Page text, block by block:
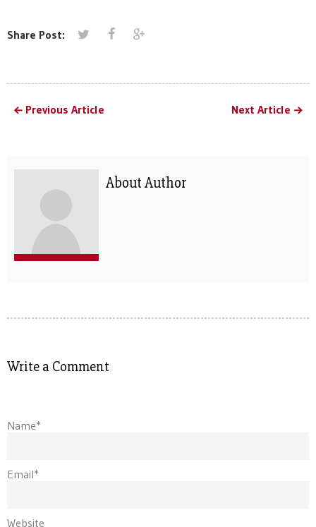
Share Post:
Previous Article Next Article
About Author
Write a Comment
Name*
Email*
Website